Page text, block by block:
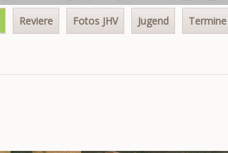
Reviere Fotos JHV Jugend Termine